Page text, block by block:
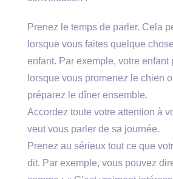
Prenez le temps de parler. Cela
lorsque vous faites quelque
enfant. Par exemple, votre enfant
lorsque vous promenez le chien
préparez le dîner ensemble.
Accordez toute votre attention à
veut vous parler de sa journée.
Prenez au sérieux tout ce que
dit. Par exemple, vous pouvez